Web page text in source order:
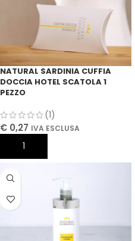
NATURAL SARDINIA CUFFIA
DOCCIA HOTEL SCATOLA 1
PEZZO
(1)
€ 0,27 IVA ESCLUSA
AGGIUNGI AL CARRELLO